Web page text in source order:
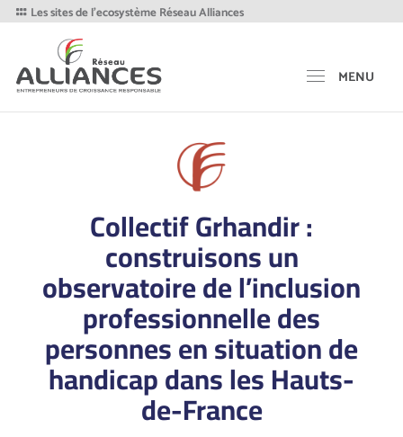
Les sites de l'ecosystème Réseau Alliances
MENU
Collectif Grhandir :
construisons un
observatoire de l’inclusion
professionnelle des
personnes en situation de
handicap dans les Hauts-
de-France